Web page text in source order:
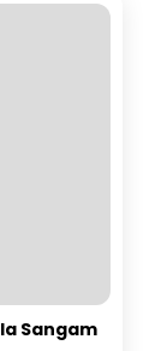
Sangam